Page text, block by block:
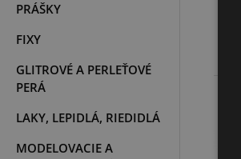
PRÁŠKY
FIXY
GLITROVÉ A PERLEŤOVÉ
PERÁ
LAKY, LEPIDLÁ, RIEDIDLÁ
MODELOVACIE A